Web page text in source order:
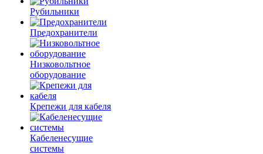
Рубильники
Предохранители
Низковольтное
оборудование
Крепежи для кабеля
Кабеленесущие
системы